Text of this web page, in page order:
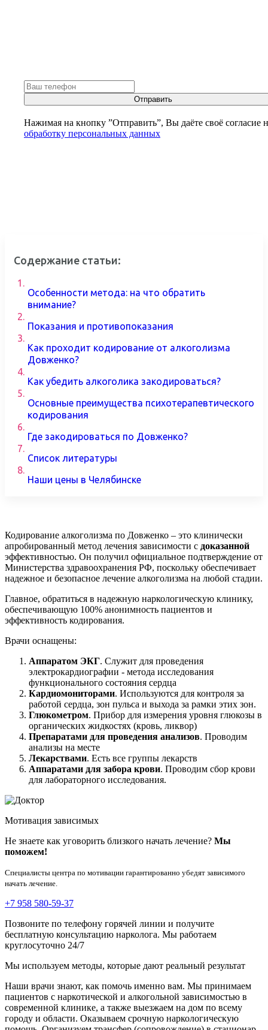
Отправить
Нажимая на кнопку ”Отправить”, Вы даёте своё согласие
обработку персональных данных
Содержание статьи:
1.
Особенности метода: на что обратить
внимание?
2.
Показания и противопоказания
3.
Как проходит кодирование от алкоголизма
Довженко?
4.
Как убедить алкоголика закодироваться?
5.
Основные преимущества психотерапевтического
кодирования
6.
Где закодироваться по Довженко?
7.
Список литературы
8.
Наши цены в Челябинске
Кодирование алкоголизма по Довженко – это клинически
апробированный метод лечения зависимости с доказанной
эффективностью. Он получил официальное подтверждение от
Министерства здравоохранения РФ, поскольку обеспечивает
надежное и безопасное лечение алкоголизма на любой стадии.
Главное, обратиться в надежную наркологическую клинику,
обеспечивающую 100% анонимность пациентов и
эффективность кодирования.
Врачи оснащены:
Аппаратом ЭКГ. Служит для проведения
электрокардиографии - метода исследования
функционального состояния сердца
Кардиомониторами. Используются для контроля за
работой сердца, зон пульса и выхода за рамки этих зон.
Глюкометром. Прибор для измерения уровня глюкозы в
органических жидкостях (кровь, ликвор)
Препаратами для проведения анализов. Проводим
анализы на месте
Лекарствами. Есть все группы лекарств
Аппаратами для забора крови. Проводим сбор крови
для лабораторного исследования.
Мотивация зависимых
Не знаете как уговорить близкого начать лечение? Мы
поможем!
Специалисты центра по мотивации гарантированно убедят зависимого
начать лечение.
+7 958 580-59-37
Позвоните по телефону горячей линии и получите
бесплатную консультацию нарколога. Мы работаем
круглосуточно 24/7
Мы используем методы, которые дают реальный результат
Наши врачи знают, как помочь именно вам. Мы принимаем
пациентов с наркотической и алкогольной зависимостью в
современной клинике, а также выезжаем на дом по всему
городу и области. Оказываем срочную наркологическую